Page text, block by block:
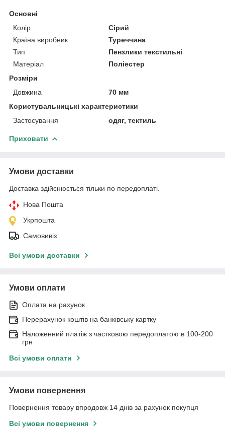
Основні
Колір
Сірий
Країна виробник
Туреччина
Тип
Пензлики текстильні
Матеріал
Поліестер
Розміри
Довжина
70 мм
Користувальницькі характеристики
Застосування
одяг, тектиль
Приховати
Умови доставки
Доставка здійснюється тільки по передоплаті.
Нова Пошта
Укрпошта
Самовивіз
Всі умови доставки
Умови оплати
Оплата на рахунок
Перерахунок коштів на банківську картку
Наложенний платіж з частковою передоплатою в 100-200
грн
Всі умови оплати
Умови повернення
Повернення товару впродовж 14 днів за рахунок покупця
Всі умови повернення